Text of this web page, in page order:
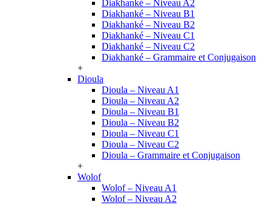
Diakhanké – Niveau A2
Diakhanké – Niveau B1
Diakhanké – Niveau B2
Diakhanké – Niveau C1
Diakhanké – Niveau C2
Diakhanké – Grammaire et Conjugaison
+
Dioula
Dioula – Niveau A1
Dioula – Niveau A2
Dioula – Niveau B1
Dioula – Niveau B2
Dioula – Niveau C1
Dioula – Niveau C2
Dioula – Grammaire et Conjugaison
+
Wolof
Wolof – Niveau A1
Wolof – Niveau A2